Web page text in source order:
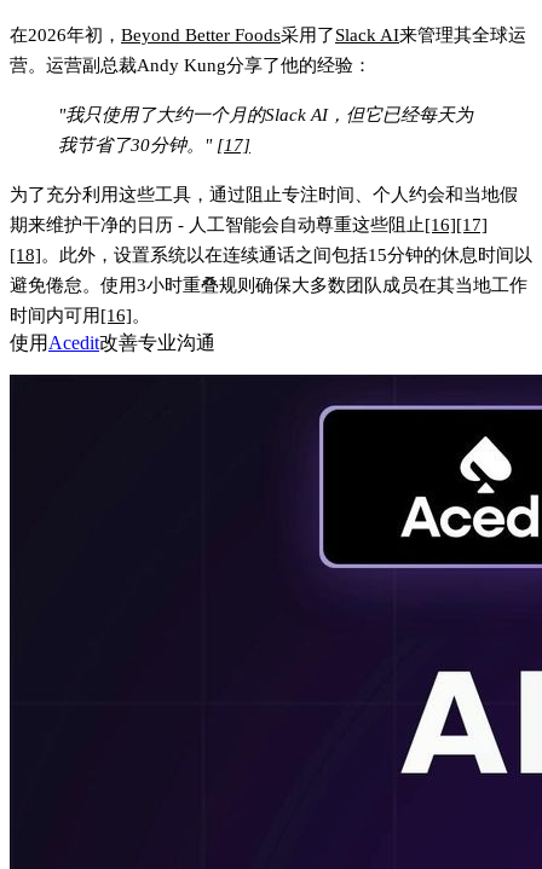
在2026年初， Beyond Better Foods采用了Slack AI来管理其全球运
营。运营副总裁Andy Kung分享了他的经验：
"我只使用了大约一个月的Slack AI，但它已经每天为
我节省了30分钟。" [17]
为了充分利用这些工具，通过阻止专注时间、个人约会和当地假
期来维护干净的日历 - 人工智能会自动尊重这些阻止[16][17]
[18]。此外，设置系统以在连续通话之间包括15分钟的休息时间以
避免倦怠。使用3小时重叠规则确保大多数团队成员在其当地工作
时间内可用[16]。
使用 Acedit改善专业沟通